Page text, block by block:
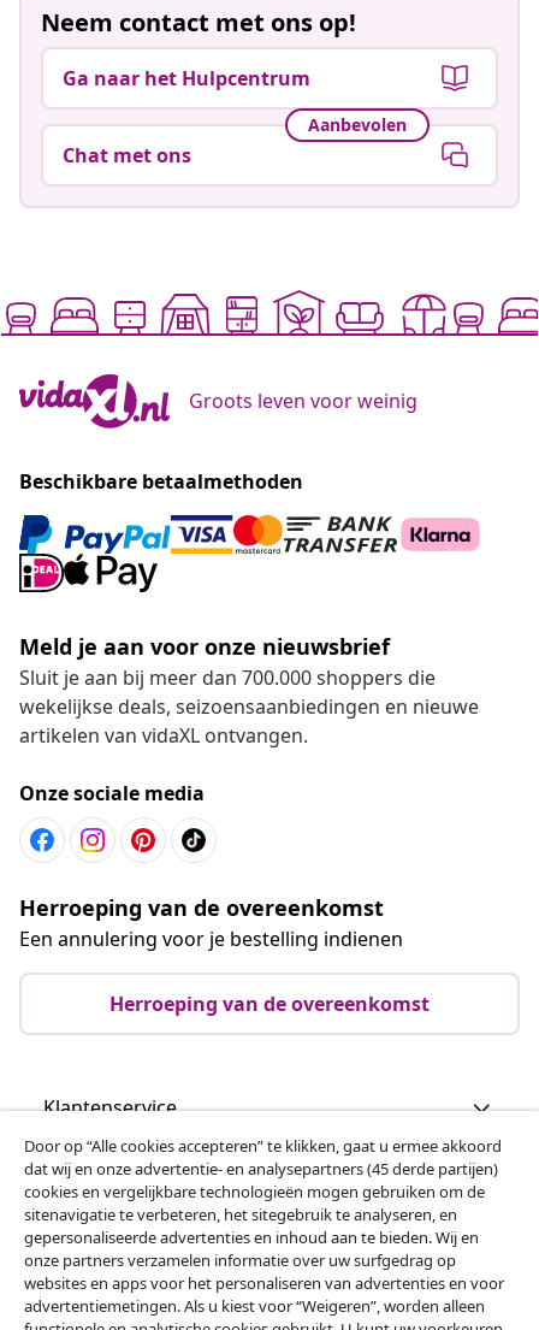
Neem contact met ons op!
Ga naar het Hulpcentrum
Aanbevolen
Chat met ons
Groots leven voor weinig
Beschikbare betaalmethoden
Meld je aan voor onze nieuwsbrief
Sluit je aan bij meer dan 700.000 shoppers die
wekelijkse deals, seizoensaanbiedingen en nieuwe
artikelen van vidaXL ontvangen.
Onze sociale media
Herroeping van de overeenkomst
Een annulering voor je bestelling indienen
Herroeping van de overeenkomst
Klantenservice
Zakelijk
vidaXL
Ontdek meer
Door op “Alle cookies accepteren” te klikken, gaat u ermee akkoord
dat wij en onze advertentie- en analysepartners (45 derde partijen)
cookies en vergelijkbare technologieën mogen gebruiken om de
sitenavigatie te verbeteren, het sitegebruik te analyseren, en
gepersonaliseerde advertenties en inhoud aan te bieden. Wij en
onze partners verzamelen informatie over uw surfgedrag op
websites en apps voor het personaliseren van advertenties en voor
advertentiemetingen. Als u kiest voor “Weigeren”, worden alleen